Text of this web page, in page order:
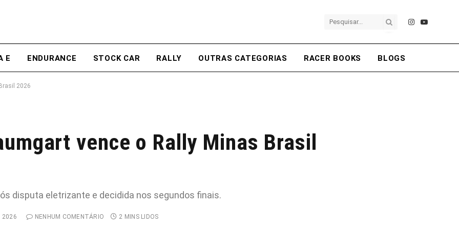
Instagram
YouTube
E ENDURANCE STOCK CAR RALLY OUTRAS CATEGORIAS RACER BOOKS BLOGS
2026
vence o Rally Minas Brasil
disputa eletrizante e decidida nos segundos finais.
2026 NENHUM COMENTÁRIO 2 MINS LIDOS